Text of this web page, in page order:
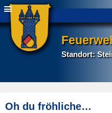
Standort:
Oh du fröhliche…